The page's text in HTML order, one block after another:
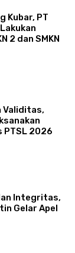
Kubar, PT
2 dan SMKN
Validitas,
PTSL 2026
Integritas,
Gelar Apel